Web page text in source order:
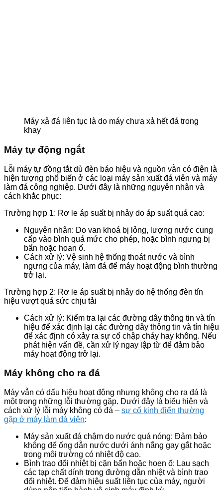
Máy xả đá liên tục là do máy chưa xả hết đá trong
khay
Máy tự động ngắt
Lỗi máy tự đồng tắt dù đèn báo hiệu và nguồn vẫn có điện là
hiện tượng phổ biến ở các loại máy sản xuất đá viên và máy
làm đá công nghiệp. Dưới đây là những nguyên nhân và
cách khắc phục:
Trường hợp 1: Rơ le áp suất bị nhảy do áp suất quá cao:
Nguyên nhân: Do van khoá bị lỏng, lượng nước cung
cấp vào bình quá mức cho phép, hoặc bình ngưng bị
bẩn hoặc hoan ố.
Cách xử lý: Vệ sinh hệ thống thoát nước và bình
ngưng của máy, làm đá để máy hoạt động bình thường
trở lại.
Trường hợp 2: Rơ le áp suất bị nhảy do hệ thống đèn tín
hiệu vượt quá sức chịu tải
Cách xử lý: Kiểm tra lại các đường dây thông tin và tín
hiệu để xác định lại các đường dây thông tin và tín hiệu
để xác định có xảy ra sự cố chập cháy hay không. Nếu
phát hiện vấn đề, cần xử lý ngay lập từ để đảm bảo
máy hoạt động trở lại.
Máy không cho ra đá
Máy vẫn có dấu hiệu hoạt động nhưng không cho ra đá là
một trong những lỗi thường gặp. Dưới đây là biểu hiện và
cách xử lý lỗi máy không có đá – sự cố kinh điển thường
gặp ở máy làm đá viên:
Máy sản xuất đá chậm do nước quá nóng: Đảm bảo
không để ống dẫn nước dưới ánh nắng gay gắt hoặc
trong môi trường có nhiệt độ cao.
Bình trao đổi nhiệt bị cặn bẩn hoặc hoen ố: Lau sạch
các tạp chất dính trong đường dẫn nhiệt và bình trao
đổi nhiệt. Để đảm hiệu suất liên tục của máy, người